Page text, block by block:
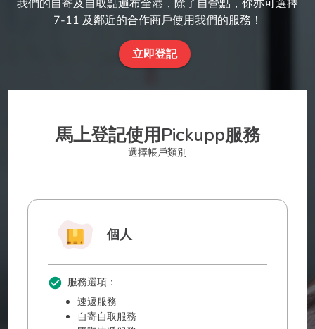
我們的自寄及自取點遍布全港，除了自營點，你亦可選擇
7-11 及鄰近的合作商戶使用我們的服務！
立即登記